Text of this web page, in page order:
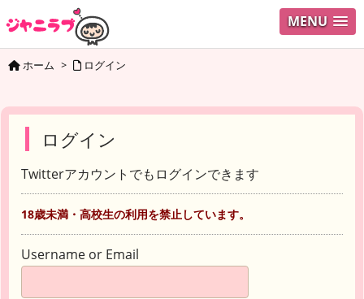
MENU
ホーム > ログイン
ログイン
Twitterアカウントでもログインできます
18歳未満・高校生の利用を禁止しています。
Username or Email